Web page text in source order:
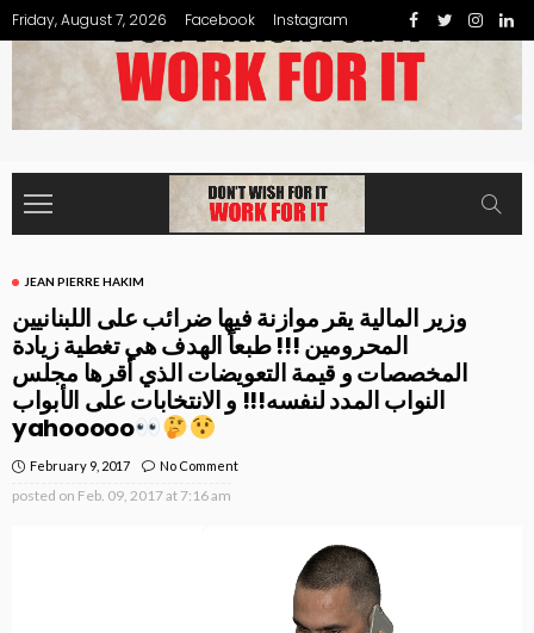
Friday, August 7, 2026 Facebook Instagram
JEAN PIERRE HAKIM
وزير المالية يقر موازنة فيها ضرائب على اللبنانيين
المحرومين !!! طبعاً الهدف هي تغطية زيادة
المخصصات و قيمة التعويضات الذي أقرها مجلس
النواب المدد لنفسه!!! و الانتخابات على الأبواب
yahooooo
February 9, 2017 No Comment
posted on Feb. 09, 2017 at 7:16 am